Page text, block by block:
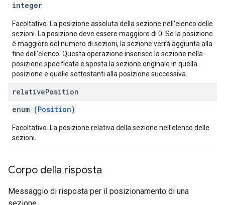
integer
Facoltativo. La posizione assoluta della sezione nell'elenco delle
sezioni. La posizione deve essere maggiore di 0. Se la posizione
è maggiore del numero di sezioni, la sezione verrà aggiunta alla
fine dell'elenco. Questa operazione inserisce la sezione nella
posizione specificata e sposta la sezione originale in quella
posizione e quelle sottostanti alla posizione successiva.
relativePosition
enum (Position)
Facoltativo. La posizione relativa della sezione nell'elenco delle
sezioni.
Corpo della risposta
Messaggio di risposta per il posizionamento di una